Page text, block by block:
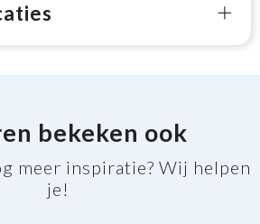
bekeken ook
meer inspiratie? Wij helpen
je!